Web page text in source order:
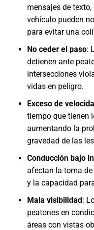
mensajes de
vehículo pueden
para evitar una
No ceder el paso:
detienen ante
intersecciones
vidas en peligro.
Exceso de
tiempo que tienen
aumentando la
gravedad de las
Conducción bajo
afectan la toma
y la capacidad
Mala visibilidad:
peatones en
áreas con vistas